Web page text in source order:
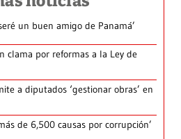
un buen amigo de Panamá’
clama por reformas a la Ley de
a diputados ‘gestionar obras’ en
de 6,500 causas por corrupción’